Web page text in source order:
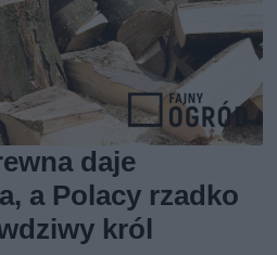
daje
a Polacy rzadko
król